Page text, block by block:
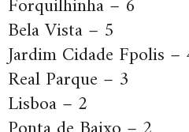
Bela Vista – 5
Jardim Cidade Fpolis –
Real Parque – 3
Lisboa – 2